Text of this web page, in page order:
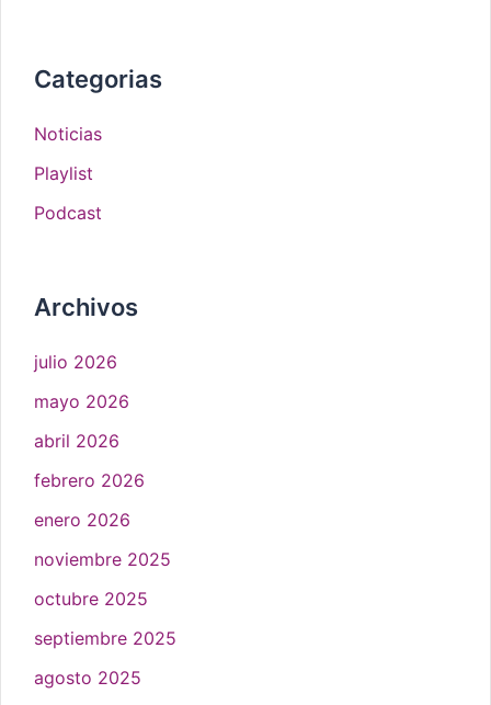
Categorias
Noticias
Playlist
Podcast
Archivos
julio 2026
mayo 2026
abril 2026
febrero 2026
enero 2026
noviembre 2025
octubre 2025
septiembre 2025
agosto 2025